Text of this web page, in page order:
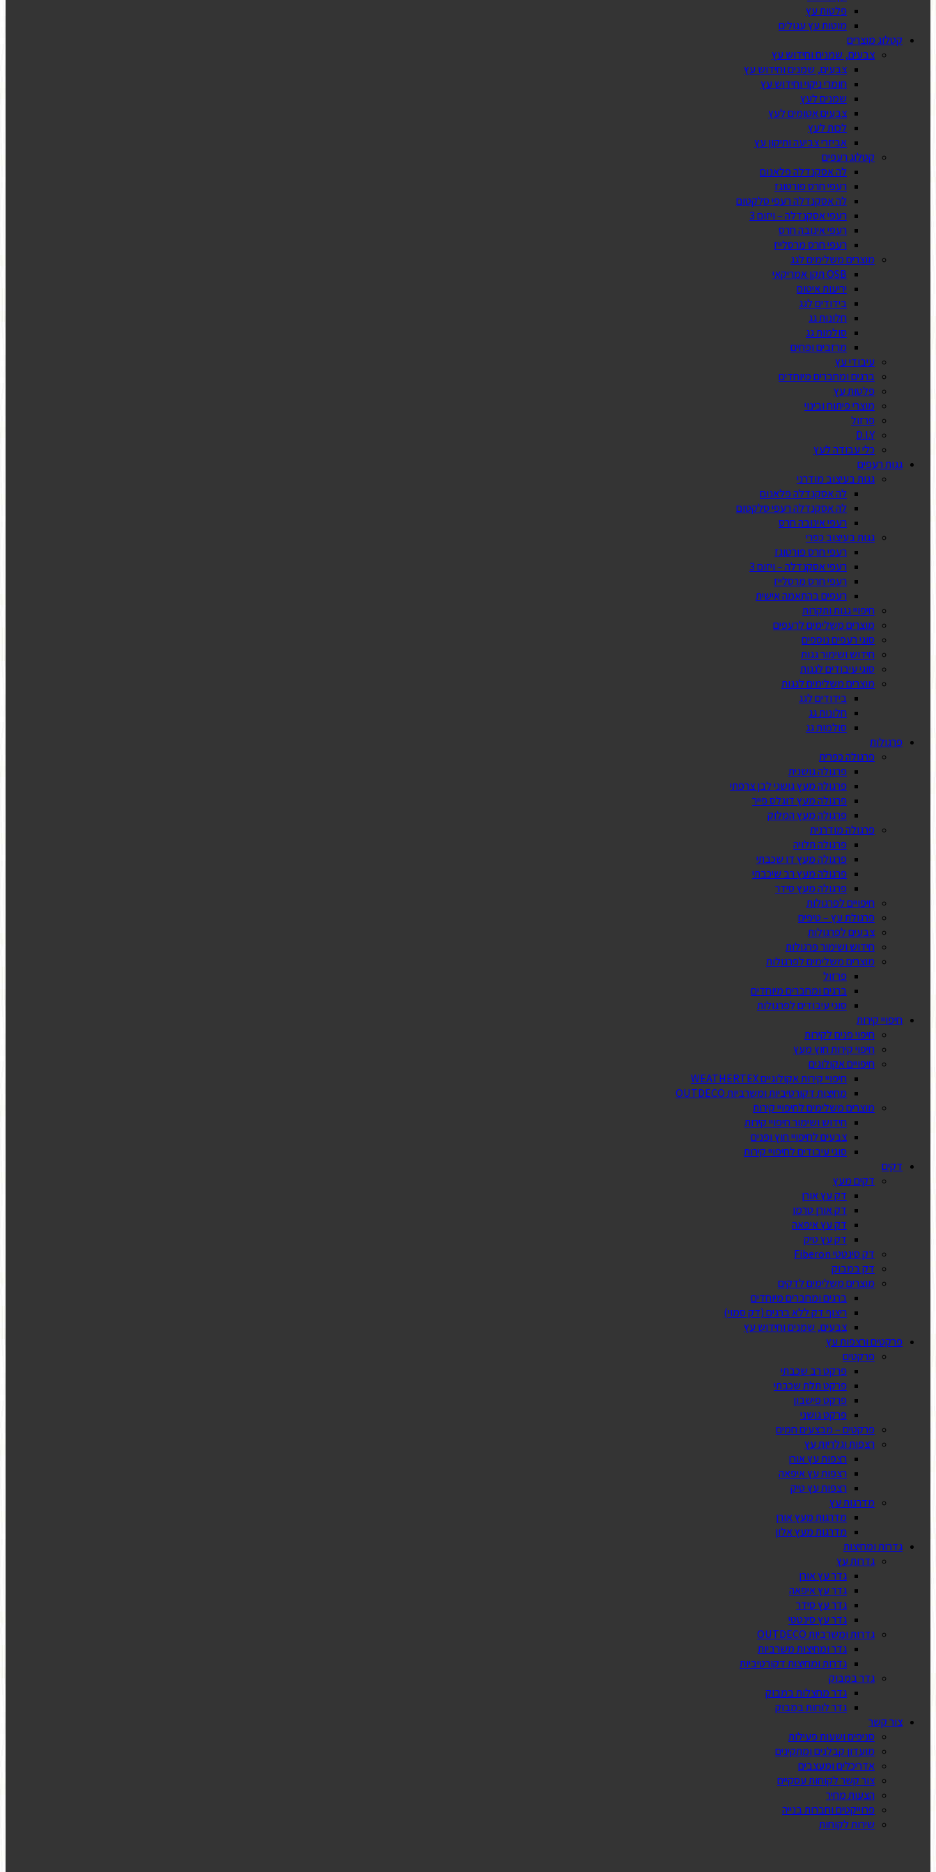
פלטות עץ
מוטות עץ עגולים
קטלוג מוצרים
צבעים, שמנים וחידוש עץ
צבעים, שמנים וחידוש עץ
חומרי ניקוי וחידוש עץ
שמנים לעץ
צבעים אטומים לעץ
לכות לעץ
אביזרי צביעה ותיקון עץ
קטלוג רעפים
לה אסקנדלה פלאנום
רעפי חרס פורטוגז
לה אסקנדלה רעפי סלקטום
רעפי אסקנדלה – ויזום 3
רעפי אינובה חרס
רעפי חרס מרסלייז
מוצרים משלימים לגג
OSB תקן אמריקאי
יריעות איטום
בידודים לגג
חלונות גג
סולמות גג
מרזבים ופחים
עיבודי עץ
ברגים ומחברים מיוחדים
פלטות עץ
מוצרי פיתוח ובינוי
פרזול
D.I.Y
כלי עבודה לעץ
גגות רעפים
גגות בעיצוב מודרני
לה אסקנדלה פלאנום
לה אסקנדלה רעפי סלקטום
רעפי אינובה חרס
גגות בעיצוב כפרי
רעפי חרס פורטוגז
רעפי אסקנדלה – ויזום 3
רעפי חרס מרסלייז
רעפים בהתאמה אישית
חיפויי גגות ותקרות
מוצרים משלימים לרעפים
סוגי רעפים נוספים
חידוש ושימור גגות
סוגי עיבודים לגגות
מוצרים משלימים לגגות
בידודים לגג
חלונות גג
סולמות גג
פרגולות
פרגולה כפרית
פרגולה גושנית
פרגולה מעץ גושני לבן צרפתי
פרגולה מעץ דוגלס פייר
פרגולה מעץ המלוק
פרגולה מודרנית
פרגולה תלויה
פרגולה מעץ דו שכבתי
פרגולה מעץ רב שיכבתי
פרגולה מעץ סידר
חיפויים לפרגולות
פרגולת עץ – טיפים
צבעים לפרגולות
חידוש ושימור פרגולות
מוצרים משלימים לפרגולות
פרזול
ברגים ומחברים מיוחדים
סוגי עיבודים לפרגולות
חיפויי קירות
חיפוי פנים לקירות
חיפוי קירות חוץ מעץ
חיפויים אקולוגים
חיפויי קירות אקולוגיים WEATHERTEX
מחיצות דקורטיביות ומשרביות OUTDECO
מוצרים משלימים לחיפויי קירות
חידוש ושימור חיפויי קירות
צבעים לחיפויי חוץ ופנים
סוגי עיבודים לחיפויי קירות
דקים
דקים מעץ
דק עץ אורן
דק אורן טרמו
דק עץ איפאה
דק עץ טיק
דק סינטטי Fiberon
דק במבוק
מוצרים משלימים לדקים
ברגים ומחברים מיוחדים
ריצוף דק ללא ברגים (דק סמוי)
צבעים, שמנים וחידוש עץ
פרקטים ורצפות עץ
פרקטים
פרקט רב שכבתי
פרקט תלת שכבתי
פרקט פישבון
פרקט גושני
פרקטים – מבצעים חמים
רצפות וגלריות עץ
רצפות עץ אורן
רצפות עץ איפאה
רצפות עץ טיק
מדרגות עץ
מדרגות מעץ אורן
מדרגות מעץ אלון
גדרות ומחיצות
גדרות עץ
גדר עץ אורן
גדר עץ איפאה
גדר עץ סידר
גדר עץ סינטטי
גדרות ומשרביות OUTDECO
גדר ומחיצות משרביות
גדרות ומחיצות דקורטיביות
גדר במבוק
גדר מחצלות במבוק
גדר לוחות במבוק
צור קשר
סניפים ושעות פעילות
מועדון קבלנים ומתקינים
אדריכלים ומעצבים
צור קשר לקוחות עסקיים
הצעות מחיר
פרוייקטים וחברות בנייה
שירות לקוחות